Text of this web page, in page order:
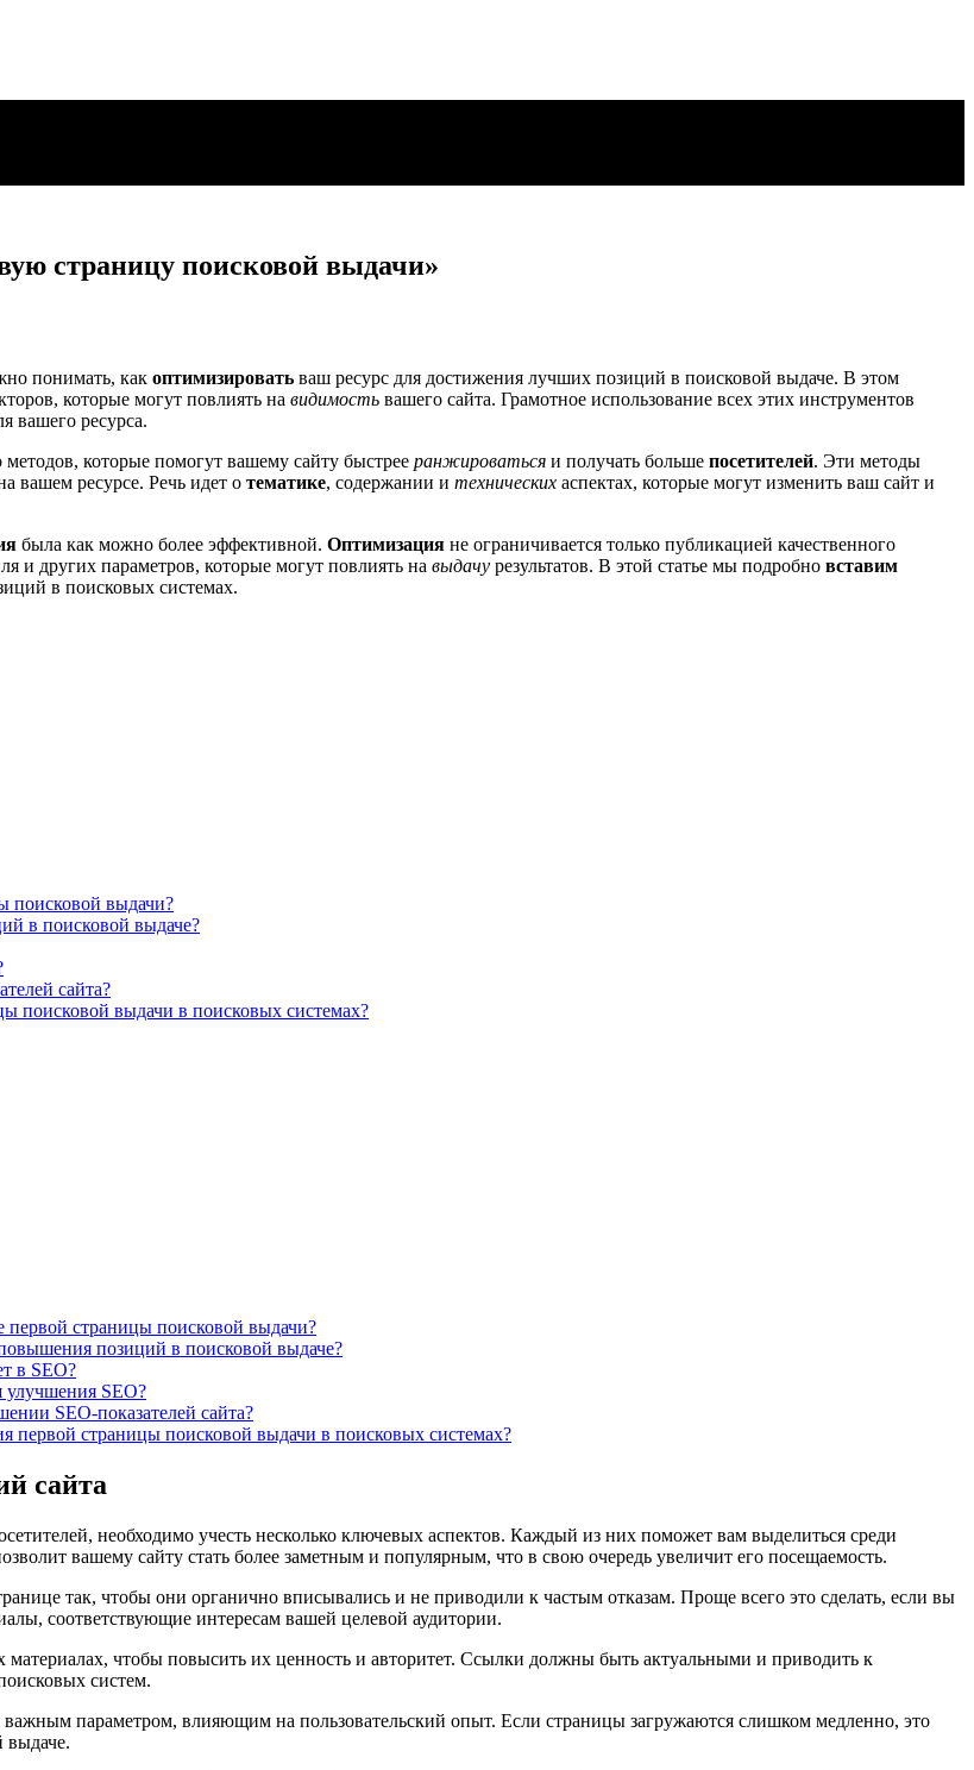
страницу поисковой выдачи»
понимать, как оптимизировать ваш ресурс для достижения лучших позиций в поисковой выдаче. В этом
которые могут повлиять на видимость вашего сайта. Грамотное использование всех этих инструментов
вашего ресурса.
которые помогут вашему сайту быстрее ранжироваться и получать больше посетителей. Эти методы
вашем ресурсе. Речь идет о тематике, содержании и технических аспектах, которые могут изменить ваш сайт и
была как можно более эффективной. Оптимизация не ограничивается только публикацией качественного
и других параметров, которые могут повлиять на выдачу результатов. В этой статье мы подробно вставим
в поисковых системах.
поисковой выдачи?
в поисковой выдаче?
сайта?
поисковой выдачи в поисковых системах?
страницы поисковой выдачи?
позиций в поисковой выдаче?
в SEO?
улучшения SEO?
SEO-показателей сайта?
первой страницы поисковой выдачи в поисковых системах?
сайта
необходимо учесть несколько ключевых аспектов. Каждый из них поможет вам выделиться среди
вашему сайту стать более заметным и популярным, что в свою очередь увеличит его посещаемость.
так, чтобы они органично вписывались и не приводили к частым отказам. Проще всего это сделать, если вы
соответствующие интересам вашей целевой аудитории.
чтобы повысить их ценность и авторитет. Ссылки должны быть актуальными и приводить к
систем.
важным параметром, влияющим на пользовательский опыт. Если страницы загружаются слишком медленно, это
выдаче.